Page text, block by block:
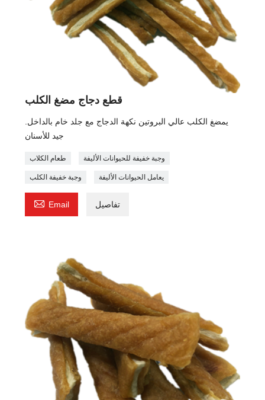
قطع دجاج مضغ الكلب
يمضغ الكلب عالي البروتين نكهة الدجاج مع جلد خام بالداخل.
جيد للأسنان
طعام الكلاب وجبة خفيفة للحيوانات الأليفة
وجبة خفيفة الكلب يعامل الحيوانات الأليفة
 Email تفاصيل